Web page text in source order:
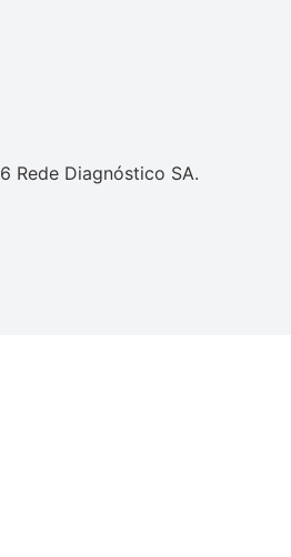
Rede Diagnóstico SA.